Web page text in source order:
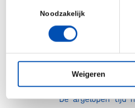
Noodzakelijk
Weigeren
Biotech Booster
250M
bedrijven
innovaties.
De afgelopen tijd